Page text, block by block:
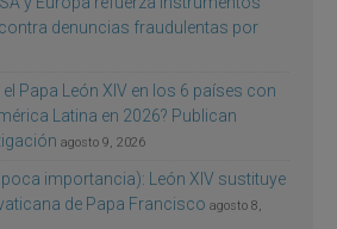
denuncias fraudulentas por
Papa León XIV en los 6 países con
Latina en 2026? Publican
agosto 9, 2026
importancia): León XIV sustituye
de Papa Francisco agosto 8,